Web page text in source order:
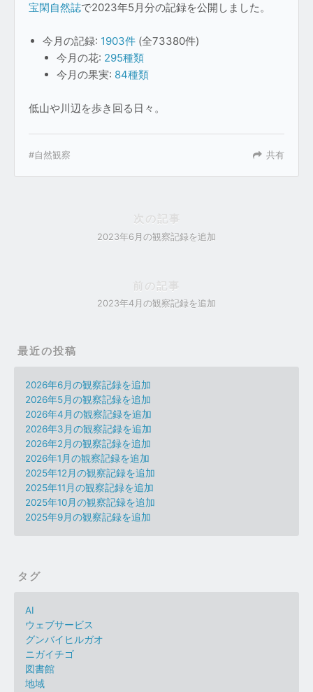
宝閑自然誌で2023年5月分の記録を公開しました。
今月の記録: 1903件 (全73380件)
今月の花: 295種類
今月の果実: 84種類
低山や川辺を歩き回る日々。
共有
自然観察
次の記事
2023年6月の観察記録を追加
前の記事
2023年4月の観察記録を追加
最近の投稿
2026年6月の観察記録を追加
2026年5月の観察記録を追加
2026年4月の観察記録を追加
2026年3月の観察記録を追加
2026年2月の観察記録を追加
2026年1月の観察記録を追加
2025年12月の観察記録を追加
2025年11月の観察記録を追加
2025年10月の観察記録を追加
2025年9月の観察記録を追加
タグ
AI
ウェブサービス
グンバイヒルガオ
ニガイチゴ
図書館
地域